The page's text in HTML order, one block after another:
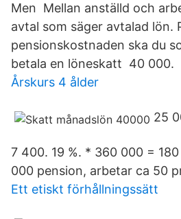
Men Mellan anställd och
avtal som säger avtalad lön.
pensionskostnaden ska du
betala en löneskatt 40 000.
Årskurs 4 ålder
25
7 400. 19 %. * 360 000 =
000 pension, arbetar ca 50
Ett etiskt förhållningssätt